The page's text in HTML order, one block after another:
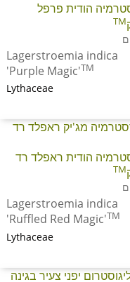
הודית פרפל
TM
Lagerstroemia indica
'Purple Magic'TM
Lythaceae
הודית ראפלד רד
TM
Lagerstroemia indica
'Ruffled Red Magic'TM
Lythaceae